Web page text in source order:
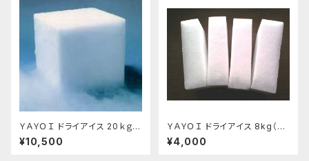
ＹＡＹＯＩ ドライアイス 20ｋｇ
おすすめ
¥10,500
ＹＡＹＯＩ ドライアイス 8kg（出
荷時9kg弱）
¥4,000